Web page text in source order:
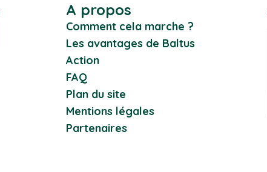
A propos
Comment cela marche ?
Les avantages de Baltus
Action
FAQ
Plan du site
Mentions légales
Partenaires